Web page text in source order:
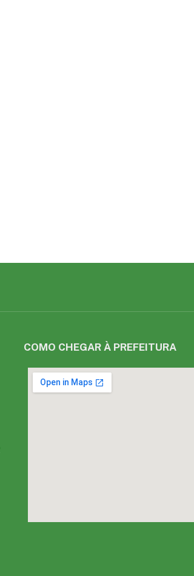
COMO CHEGAR À PREFEITURA